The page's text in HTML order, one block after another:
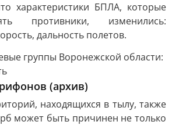
характеристики БПЛА, которые
противники, изменились:
дальность полетов.
(архив)
находящихся в тылу, также
может быть причинен не только